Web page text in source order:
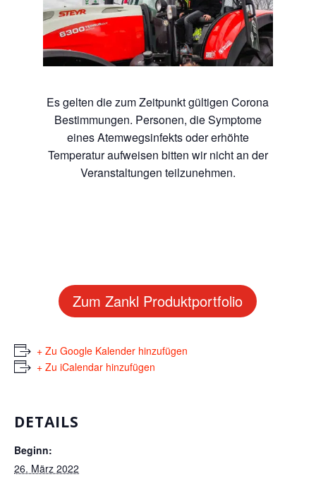
Es gelten die zum Zeitpunkt gültigen Corona
Bestimmungen. Personen, die Symptome
eines Atemwegsinfekts oder erhöhte
Temperatur aufweisen bitten wir nicht an der
Veranstaltungen teilzunehmen.
Zum Zankl Produktportfolio
+ Zu Google Kalender hinzufügen
+ Zu iCalendar hinzufügen
DETAILS
Beginn:
26. März 2022